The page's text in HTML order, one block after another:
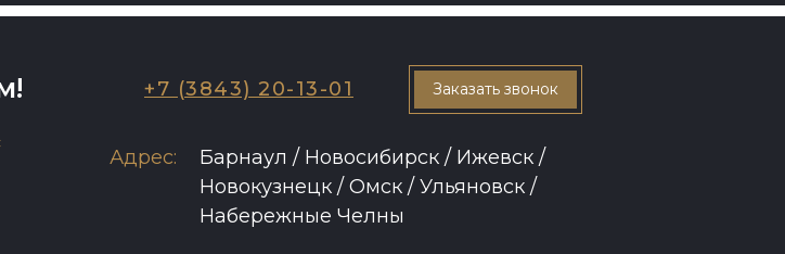
Барнаул / Новосибирск / Ижевск /
Новокузнецк / Омск / Ульяновск /
Набережные Челны
Адрес:
Заказать звонок
+7 (3843) 20-13-01